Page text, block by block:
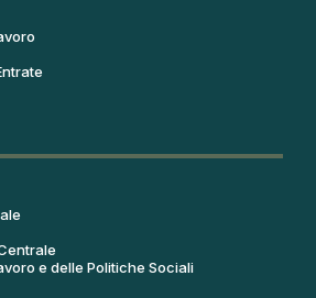
e delle Politiche Sociali